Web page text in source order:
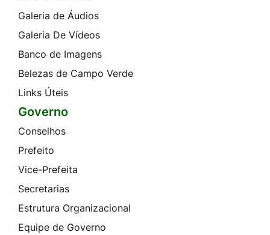
Galeria de Áudios
Galeria De Vídeos
Banco de Imagens
Belezas de Campo Verde
Links Úteis
Governo
Conselhos
Prefeito
Vice-Prefeita
Secretarias
Estrutura Organizacional
Equipe de Governo